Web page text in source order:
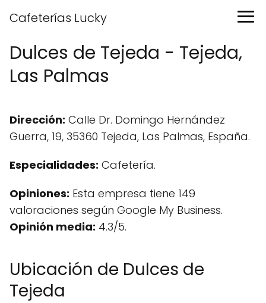
Cafeterías Lucky
Dulces de Tejeda - Tejeda,
Las Palmas
Dirección: Calle Dr. Domingo Hernández
Guerra, 19, 35360 Tejeda, Las Palmas, España.
Especialidades: Cafetería.
Opiniones: Esta empresa tiene 149
valoraciones según Google My Business.
Opinión media: 4.3/5.
Ubicación de Dulces de
Tejeda